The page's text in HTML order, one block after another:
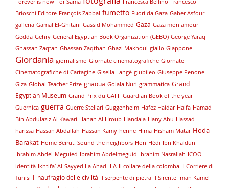
Brioschi Editore François Zabbal fumetto Fuori da Gaza Gaber Asfour
galleria Gamal El-Ghitani Gassid Mohammed Gaza Gaza mon amour
Gedda Gehry General Egyptian Book Organization (GEBO) George Yaraq
Ghassan Zaqtan Ghassan Zaqthan Ghazi Makhoul giallo Giappone
Giordania giornalismo Giornate cinematografiche Giornate
Cinematografiche di Cartagine Gisella Langè giubileo Giuseppe Penone
Giza Global Teacher Prize gnaoua Golala Nuri grammatica Grand
Egyptian Museum Grand Prix du GAFF Guardian Book of the year
Guernica guerra Guerre Stellari Guggenheim Hafez Haidar Haifa Hamad
Bin Abdulaziz Al Kawari Hanan Al Hroub Handala Hany Abu-Hassad
harissa Hassan Abdallah Hassan Kamy henne Hima Hisham Matar Hoda
Barakat Home Beirut. Sound the neighbors Hon Hédi Ibn Khaldun
Ibrahim Abdel-Meguied Ibrahim Abdelmeguid Ibrahim Nasrallah ICOO
identità Ikhtifa’ Al-Sayyed La Ahad ILA Il collare della colomba Il Corriere di
Tunisi Il naufragio delle civiltà Il serpente di pietra Il Sirente Iman Kamel